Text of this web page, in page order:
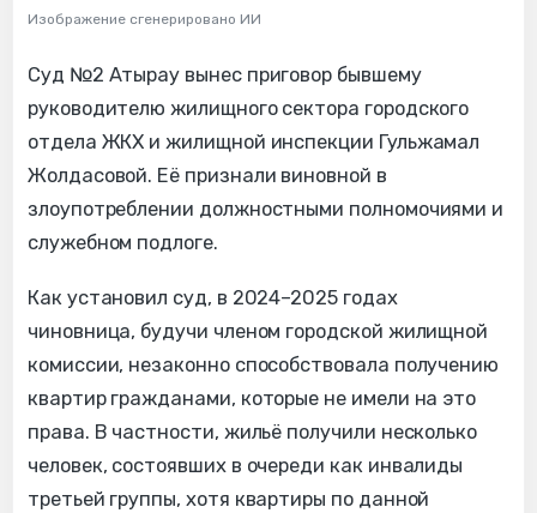
Изображение сгенерировано ИИ
Суд №2 Атырау вынес приговор бывшему
руководителю жилищного сектора городского
отдела ЖКХ и жилищной инспекции Гульжамал
Жолдасовой. Её признали виновной в
злоупотреблении должностными полномочиями и
служебном подлоге.
Как установил суд, в 2024–2025 годах
чиновница, будучи членом городской жилищной
комиссии, незаконно способствовала получению
квартир гражданами, которые не имели на это
права. В частности, жильё получили несколько
человек, состоявших в очереди как инвалиды
третьей группы, хотя квартиры по данной